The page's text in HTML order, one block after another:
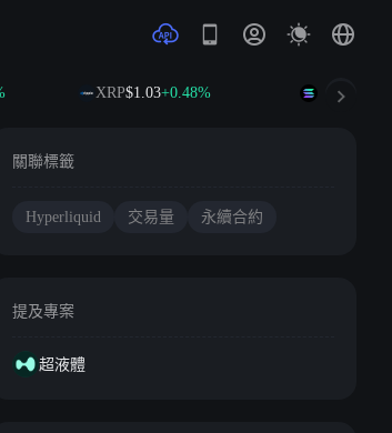
XRP$1.03+0.48% SOL$76.39
關聯標籤
Hyperliquid 交易量 永續合約
提及專案
超液體